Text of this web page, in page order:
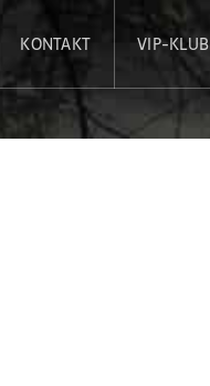
KONTAKT VIP-